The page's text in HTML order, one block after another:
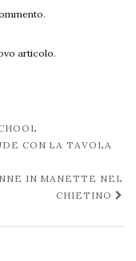
articolo.
CON LA TAVOLA
IN MANETTE NEL
CHIETINO